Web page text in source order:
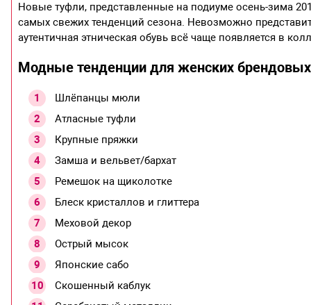
Новые туфли, представленные на подиуме осень-зима
самых свежих тенденций сезона. Невозможно
аутентичная этническая обувь всё чаще появляется в
Модные тенденции для женских
Шлёпанцы мюли
Атласные туфли
Крупные пряжки
Замша и вельвет/бархат
Ремешок на щиколотке
Блеск кристаллов и глиттера
Меховой декор
Острый мысок
Японские сабо
Скошенный каблук